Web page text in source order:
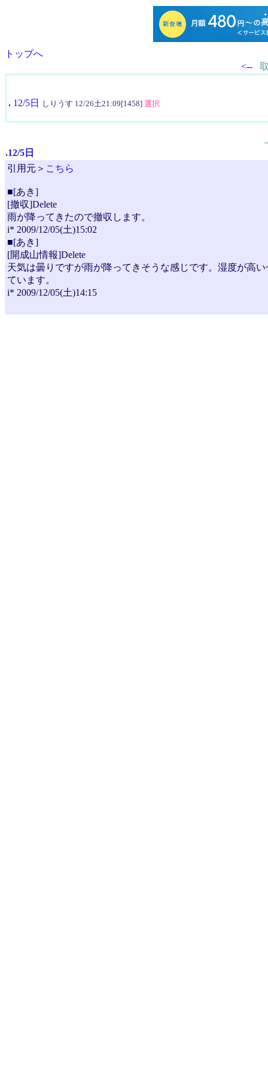
トップへ
<--
. 12/5日 しりうす 12/26土21:09[1458] 選択
.12/5日
引用元＞ こちら
■[あき]
[撤収]Delete
雨が降ってきたので撤収します。
i* 2009/12/05(土)15:02
■[あき]
[開成山情報]Delete
天気は曇りですが雨が降ってきそうな感じです。湿度が高
ています。
i* 2009/12/05(土)14:15